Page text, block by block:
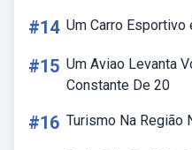
#14 Um Carro
#15 Um Aviao Levanta
Constante De 20
#16 Turismo Na Região